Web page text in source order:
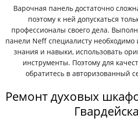
Варочная панель достаточно
поэтому к ней допускаться
профессионалы своего дела.
панели Neff специалисту необходимо
знания и навыки, использовать
инструменты. Поэтому для
обратитесь в авторизованный
Ремонт духовых